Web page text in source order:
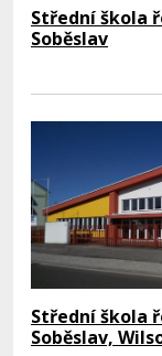
Střední škola
Soběslav
Střední škola
Soběslav,